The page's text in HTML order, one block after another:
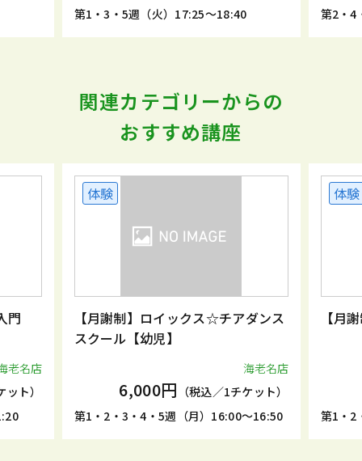
第1・3・5週（火）17:25～18:40
第2・4
関連カテゴリーからの
おすすめ講座
門
老名店
ト）
体験
【月謝制】ロイックス☆チアダンス
スクール【幼児】
海老名店
6,000円 （税込／1チケット）
第1・2・3・4・5週（月）16:00～16:50
体験
【月
第1・2